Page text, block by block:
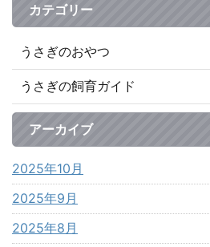
カテゴリー
うさぎのおやつ
うさぎの飼育ガイド
アーカイブ
2025年10月
2025年9月
2025年8月